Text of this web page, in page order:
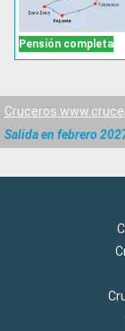
Pensión completa
Cruceros
Salida en febrero